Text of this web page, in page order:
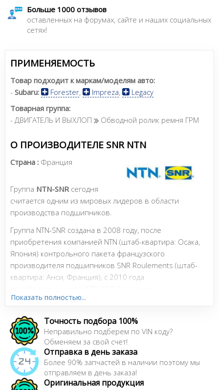
Больше 1000 отзывов
оставленных на форумах, сайте и наших социальных
сетях!
ПРИМЕНЯЕМОСТЬ
Товар подходит к маркам/моделям авто:
- Subaru: Forester, Impreza,
Legacy
Товарная группа:
- ДВИГАТЕЛЬ И ВЫХЛОП
Обводной ролик ремня ГРМ
О ПРОИЗВОДИТЕЛЕ SNR NTN
Страна : Франция
Группа NTN-SNR сегодня
считается одним из мировых лидеров в области
производства подшипников.
Группа NTN-SNR создана в 2008 году, после
приобретения компанией NTN (штаб-квартира: Осака,
Япония) контрольного пакета французского
производителя подшипников SNR Roulements (штаб-
квартира: Анси, Франция), с 2010 года
на первичном, так и на вторичном рынке компонентов.
Сайт: https://www.ntn-snr.com
Показать полностью...
Точность подбора 100%
Неправильно подберем по VIN коду?
Обменяем за свой счет!
Отправка в день заказа
Более 90% запчастей в наличии поэтому мы
отправляем в день заказа!
Оригинальная продукция